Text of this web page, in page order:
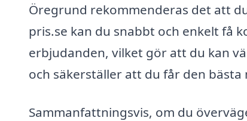
Öregrund rekommenderas det att
pris.se kan du snabbt och enkelt få
erbjudanden, vilket gör att du kan
och säkerställer att du får den
Sammanfattningsvis, om du